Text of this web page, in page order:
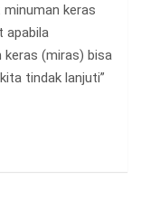
keras
apabila
keras (miras) bisa
tindak lanjuti”